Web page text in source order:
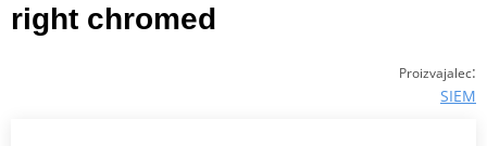
right chromed
Proizvajalec:
SIEM